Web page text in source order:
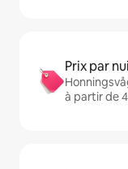
Prix par
à partir de